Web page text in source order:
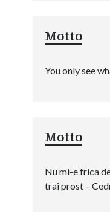
Motto
You only see
Motto
Nu mi-e frica
trai prost –